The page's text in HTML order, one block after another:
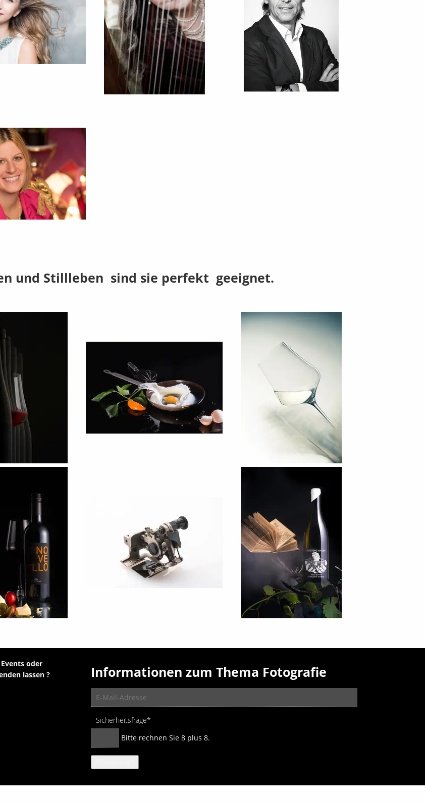
und Stillleben sind sie perfekt geeignet.
oder
lassen ?
Informationen zum Thema Fotografie
E-
Adresse
Pflichtfeld
Sicherheitsfrage*
Bitte rechnen Sie 8 plus 8.